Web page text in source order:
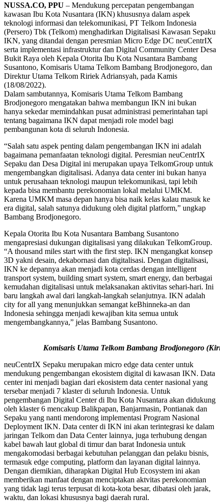
NUSSA.CO, PPU – Mendukung percepatan pengembangan
kawasan Ibu Kota Nusantara (IKN) khususnya dalam aspek
teknologi informasi dan telekomunikasi, PT Telkom Indonesia
(Persero) Tbk (Telkom) menghadirkan Digitalisasi Kawasan Sepaku
IKN, yang ditandai dengan peresmian Micro Edge DC neuCentrIX
serta implementasi infrastruktur dan Digital Community Center Desa
Bukit Raya oleh Kepala Otorita Ibu Kota Nusantara Bambang
Susantono, Komisaris Utama Telkom Bambang Brodjonegoro, dan
Direktur Utama Telkom Ririek Adriansyah, pada Kamis
(18/08/2022).
Dalam sambutannya, Komisaris Utama Telkom Bambang
Brodjonegoro mengatakan bahwa membangun IKN ini bukan
hanya sekedar memindahkan pusat administrasi pemerintahan tapi
tentang bagaimana IKN dapat menjadi role model bagi
pembangunan kota di seluruh Indonesia.
“Salah satu aspek penting dalam pengembangan IKN ini adalah
bagaimana pemanfaatan teknologi digital. Peresmian neuCentrIX
Sepaku dan Desa Digital ini merupakan upaya TelkomGroup untuk
mengembangkan digitalisasi. Adanya data center ini bukan hanya
untuk perusahaan teknologi maupun telekomunikasi, tapi lebih
kepada bisa membantu perekonomian lokal melalui UMKM.
Karena UMKM masa depan hanya bisa naik kelas kalau masuk ke
era digital, salah satunya didukung oleh digital platform,” ungkap
Bambang Brodjonegoro.
Kepala Otorita Ibu Kota Nusantara Bambang Susantono
mengapresiasi dukungan digitalisasi yang dilakukan TelkomGroup.
“A thousand miles start with the first step. IKN mengangkat konsep
3D yakni desain, dekabornasi dan digitalisasi. Dengan digitalisasi,
IKN ke depannya akan menjadi kota cerdas dengan intelligent
transport system, building smart system, smart energy, dan berbagai
kemudahan digitalisasi untuk melaksanakan aktivitas sehari-hari. Ini
baru langkah awal dari langkah-langkah selanjutnya. IKN adalah
city for all yang menunjukkan semangat keBhinneka-an dan
Indonesia sehingga menjadi kewajiban kita semua untuk
mengembangkannya,” jelas Bambang Susantono.
Komisaris Utama Telkom Bambang Brodjonegoro
neuCentrIX Sepaku merupakan micro edge data center untuk
mendukung pengembangan ekosistem digital di kawasan IKN. Data
center ini menjadi bagian dari ekosistem data center nasional yang
tersebar menjadi 7 klaster di seluruh Indonesia. Untuk
pengembangan Digital Center di Ibu Kota Nusantara akan didukung
oleh klaster 6 mencakup Balikpapan, Banjarmasin, Pontianak dan
Sepaku yang nanti mendorong implementasi Program Nasional
Deployment IKN. Data center di IKN ini akan terintegrasi ke dalam
jaringan Telkom dan Data Center lainnya, juga terhubung dengan
kabel bawah laut global di timur dan barat Indonesia untuk
mengakomodasi berbagai kebutuhan pelanggan dan pelaku bisnis,
termasuk edge computing, platform dan layanan digital lainnya.
Dengan diemikian, diharapkan Digital Hub Ecosystem ini akan
memberikan manfaat dengan menciptakan aktvitas perekonomian
yang tidak lagi terus terpusat di kota-kota besar, dibatasi oleh jarak,
waktu, dan lokasi khususnya bagi daerah rural.